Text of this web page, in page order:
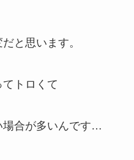
と思います。
トロくて
場合が多いんです…